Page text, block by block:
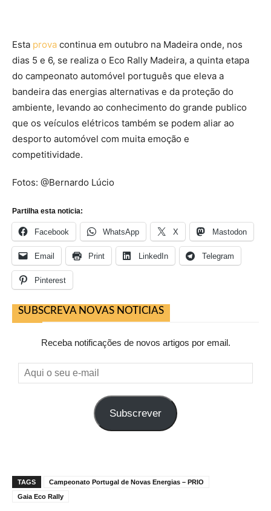
Esta prova continua em outubro na Madeira onde, nos
dias 5 e 6, se realiza o Eco Rally Madeira, a quinta etapa
do campeonato automóvel português que eleva a
bandeira das energias alternativas e da proteção do
ambiente, levando ao conhecimento do grande publico
que os veículos elétricos também se podem aliar ao
desporto automóvel com muita emoção e
competitividade.
Fotos: @Bernardo Lúcio
Partilha esta noticia:
Facebook WhatsApp X Mastodon
Email Print LinkedIn Telegram
Pinterest
SUBSCREVA NOVAS NOTICIAS
Receba notificações de novos artigos por email.
Aqui
o
Subscrever
TAGS
Campeonato Portugal de Novas Energias – PRIO
Gaia Eco Rally